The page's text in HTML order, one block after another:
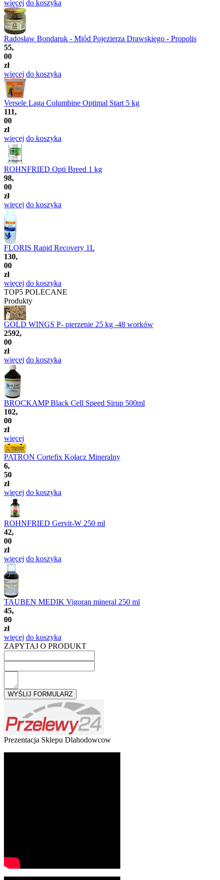
więcej do koszyka
Radosław Bondaruk - Miód Pojezierza Drawskiego - Propolis
55,
00
zł
więcej do koszyka
Versele Laga Columbine Optimal Start 5 kg
111,
00
zł
więcej do koszyka
ROHNFRIED Opti Breed 1 kg
98,
00
zł
więcej do koszyka
FLORIS Rapid Recovery 1L
130,
00
zł
więcej do koszyka
TOP5 POLECANE
Produkty
GOLD WINGS P- pierzenie 25 kg -48 worków
2592,
00
zł
więcej do koszyka
BROCKAMP Black Cell Speed Sirup 500ml
102,
00
zł
więcej
PATRON Cortefix Kołacz Mineralny
6,
50
zł
więcej do koszyka
ROHNFRIED Gervit-W 250 ml
42,
00
zł
więcej do koszyka
TAUBEN MEDIK Vigoran mineral 250 ml
45,
00
zł
więcej do koszyka
ZAPYTAJ O PRODUKT
Prezentacja Sklepu Dlahodowcow